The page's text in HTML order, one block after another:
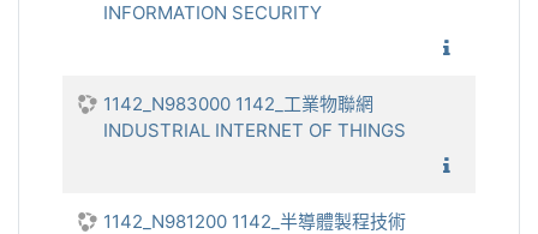
INFORMATION SECURITY
1142_N983000 1142_工業物聯網
INDUSTRIAL INTERNET OF THINGS
1142_N981200 1142_半導體製程技術